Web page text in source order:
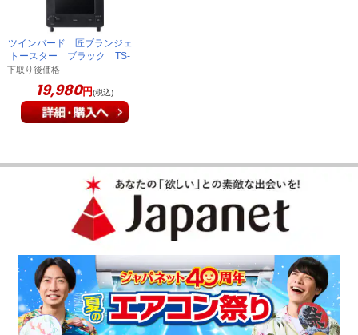
冷凍していたパンがおいしく焼けた
もおいしい！
（福岡県60代
食パンがおいしく焼けます
食パンは綺麗な焼き目が付いて、短時間でカリカリに焼けま
す。冷凍したパンは、ちゃんと中がふわふわで表面は焦げずに
ツインバード 匠ブランジェ
トースター ブラック TS-
D486B
下取り後価格
19,980円(税込)